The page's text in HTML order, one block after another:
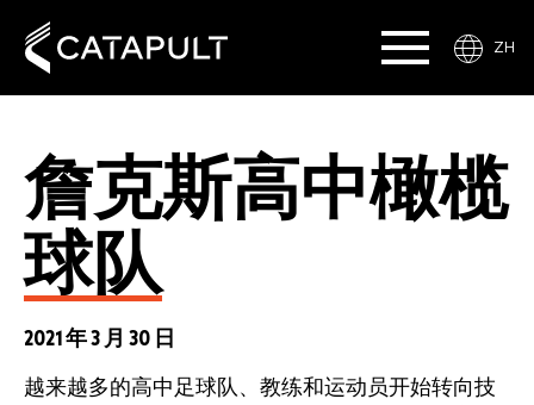
ZH
詹克斯高中橄榄
球队
2021 年 3 月 30 日
越来越多的高中足球队、教练和运动员开始转向技